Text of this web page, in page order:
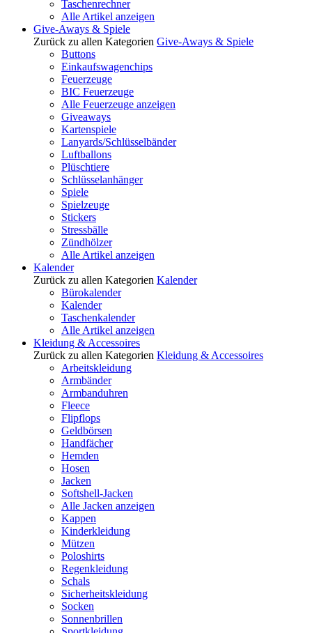
Taschenrechner
Alle Artikel anzeigen
Give-Aways & Spiele
Zurück zu allen Kategorien Give-Aways & Spiele
Buttons
Einkaufswagenchips
Feuerzeuge
BIC Feuerzeuge
Alle Feuerzeuge anzeigen
Giveaways
Kartenspiele
Lanyards/Schlüsselbänder
Luftballons
Plüschtiere
Schlüsselanhänger
Spiele
Spielzeuge
Stickers
Stressbälle
Zündhölzer
Alle Artikel anzeigen
Kalender
Zurück zu allen Kategorien Kalender
Bürokalender
Kalender
Taschenkalender
Alle Artikel anzeigen
Kleidung & Accessoires
Zurück zu allen Kategorien Kleidung & Accessoires
Arbeitskleidung
Armbänder
Armbanduhren
Fleece
Flipflops
Geldbörsen
Handfächer
Hemden
Hosen
Jacken
Softshell-Jacken
Alle Jacken anzeigen
Kappen
Kinderkleidung
Mützen
Poloshirts
Regenkleidung
Schals
Sicherheitskleidung
Socken
Sonnenbrillen